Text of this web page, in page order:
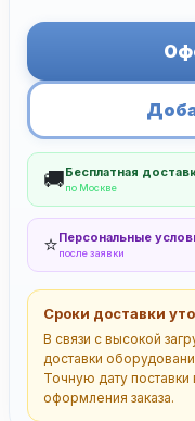
🚚Бесплатная
по Москве
⭐Персональные
после заявки
Сроки доставки
В связи с высокой
доставки
Точную дату
оформления заказа.